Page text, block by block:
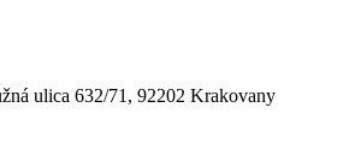
ulica 632/71, 92202 Krakovany